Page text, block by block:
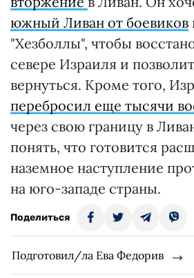
южный Ливан от боевиков
"Хезболлы", чтобы
севере Израиля и
вернуться. Кроме того,
перебросил еще тысячи
через свою границу в
понять, что готовится
наземное наступление
на юго-западе страны.
Поделиться
Подготовил/ла Ева Федорив